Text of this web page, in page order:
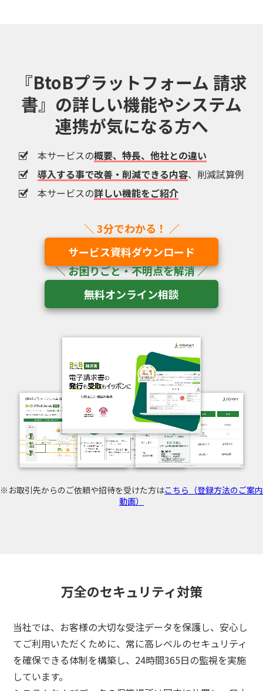
『BtoBプラットフォーム 請求
書』の詳しい機能やシステム
連携が気になる方へ
本サービスの概要、特長、他社との違い
導入する事で改善・削減できる内容、削減試算例
本サービスの詳しい機能をご紹介
サービス資料ダウンロード
無料オンライン相談
※お取引先からのご依頼や招待を受けた方はこちら（登録方法のご案内
動画）
万全のセキュリティ対策
当社では、お客様の大切な受注データを保護し、安心し
てご利用いただくために、 常に高レベルのセキュリティ
を確保できる体制を構築し、24時間365日の監視を実施
しています。